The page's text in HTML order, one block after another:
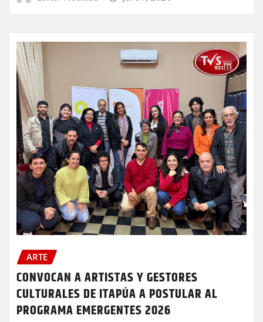
ARTE
CONVOCAN A ARTISTAS Y GESTORES
CULTURALES DE ITAPÚA A POSTULAR AL
PROGRAMA EMERGENTES 2026